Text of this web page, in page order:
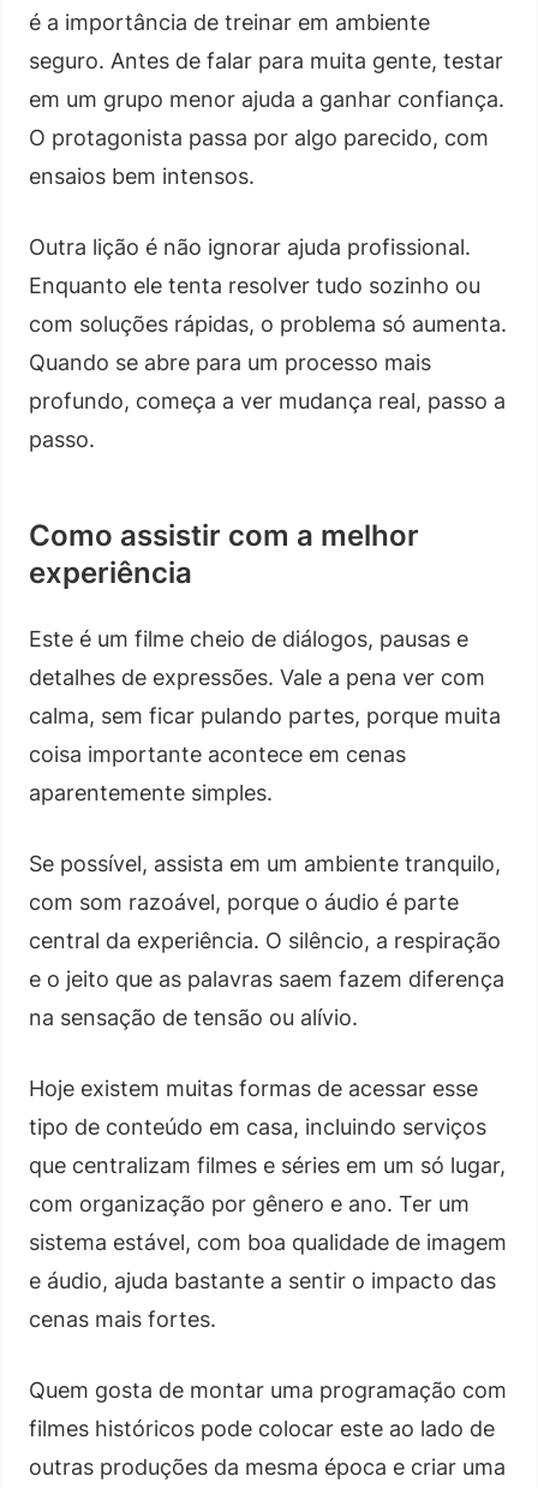
é a importância de treinar em ambiente
seguro. Antes de falar para muita gente, testar
em um grupo menor ajuda a ganhar confiança.
O protagonista passa por algo parecido, com
ensaios bem intensos.
Outra lição é não ignorar ajuda profissional.
Enquanto ele tenta resolver tudo sozinho ou
com soluções rápidas, o problema só aumenta.
Quando se abre para um processo mais
profundo, começa a ver mudança real, passo a
passo.
Como assistir com a melhor
experiência
Este é um filme cheio de diálogos, pausas e
detalhes de expressões. Vale a pena ver com
calma, sem ficar pulando partes, porque muita
coisa importante acontece em cenas
aparentemente simples.
Se possível, assista em um ambiente tranquilo,
com som razoável, porque o áudio é parte
central da experiência. O silêncio, a respiração
e o jeito que as palavras saem fazem diferença
na sensação de tensão ou alívio.
Hoje existem muitas formas de acessar esse
tipo de conteúdo em casa, incluindo serviços
que centralizam filmes e séries em um só lugar,
com organização por gênero e ano. Ter um
sistema estável, com boa qualidade de imagem
e áudio, ajuda bastante a sentir o impacto das
cenas mais fortes.
Quem gosta de montar uma programação com
filmes históricos pode colocar este ao lado de
outras produções da mesma época e criar uma